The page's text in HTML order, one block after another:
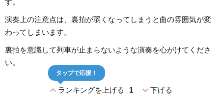
演奏上の注意点は、裏拍が弱くなってしまうと曲の雰囲気が変
わってしまいます。
裏拍を意識して列車が止まらないような演奏を心がけてくださ
い。
expand_lessランキングを上げる 1
タップで応援！
expand_more下げる